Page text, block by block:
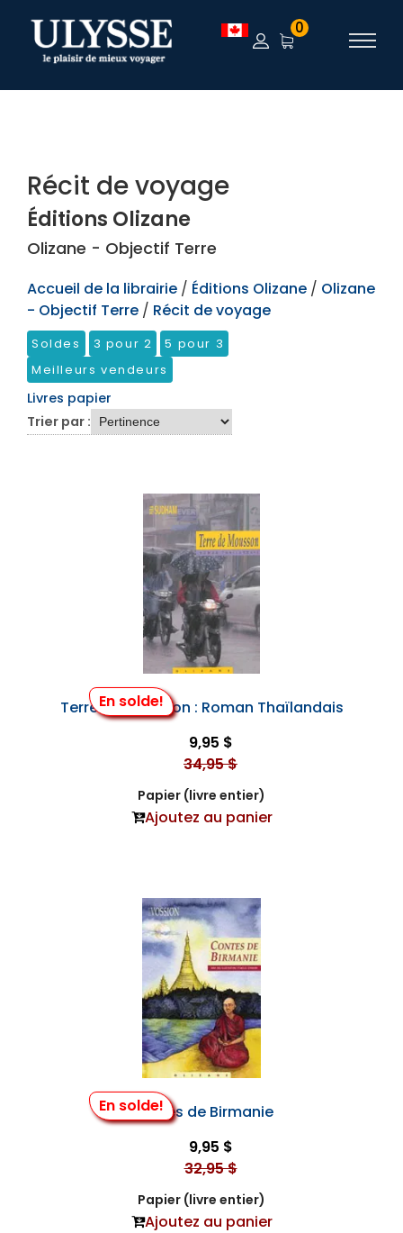
TEST 0
Récit de voyage
Éditions Olizane
Olizane - Objectif Terre
Accueil de la librairie / Éditions Olizane / Olizane
- Objectif Terre / Récit de voyage
Soldes 3 pour 2
5 pour 3
Meilleurs vendeurs
Livres papier
Trier par :
En solde!
Terre de Mousson : Roman Thaïlandais
9,95 $
34,95 $
Papier (livre entier)
Ajoutez au panier
En solde!Contes de Birmanie
9,95 $
32,95 $
Papier (livre entier)
Ajoutez au panier